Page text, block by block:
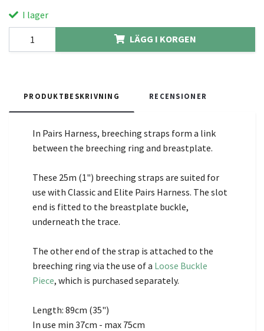
I lager
LÄGG I KORGEN
PRODUKTBESKRIVNING RECENSIONER
In Pairs Harness, breeching straps form a link
between the breeching ring and breastplate.
These 25m (1") breeching straps are suited for
use with Classic and Elite Pairs Harness. The slot
end is fitted to the breastplate buckle,
underneath the trace.
The other end of the strap is attached to the
breeching ring via the use of a Loose Buckle
Piece, which is purchased separately.
Length: 89cm (35")
In use min 37cm - max 75cm